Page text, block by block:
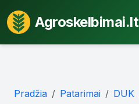
Agroskelbimai.lt
Pradžia Patarimai DUK